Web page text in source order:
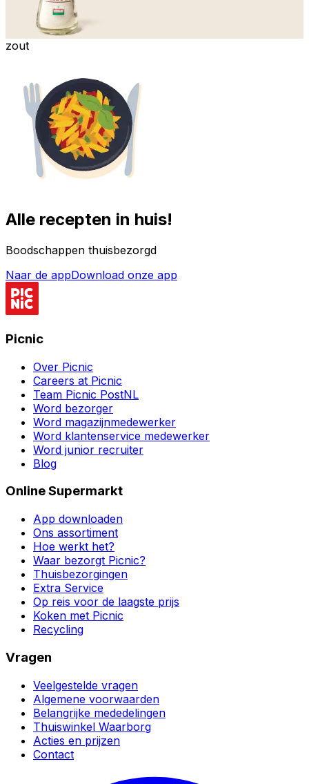
zout
Alle recepten in huis!
Boodschappen thuisbezorgd
Naar de appDownload onze app
Picnic
Over Picnic
Careers at Picnic
Team Picnic PostNL
Word bezorger
Word magazijnmedewerker
Word klantenservice medewerker
Word junior recruiter
Blog
Online Supermarkt
App downloaden
Ons assortiment
Hoe werkt het?
Waar bezorgt Picnic?
Thuisbezorgingen
Extra Service
Op reis voor de laagste prijs
Koken met Picnic
Recycling
Vragen
Veelgestelde vragen
Algemene voorwaarden
Belangrijke mededelingen
Thuiswinkel Waarborg
Acties en prijzen
Contact